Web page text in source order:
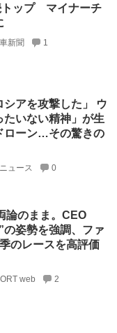
トップ マイナーチ
新聞 1
アを攻撃した」 ウ
たいない精神」が生
ローン…その驚きの
ュース 0
論のまま。CEO
の姿勢を強調、ファ
のレースを高評価
web 2